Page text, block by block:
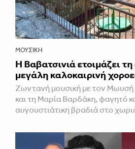
ΜΟΥΣΙΚΉ
Η Βαβατσινιά ετοιμάζει τη
μεγάλη καλοκαιρινή
Ζωντανή μουσική με τον
και τη Μαρία Βαρδάκη, φαγητό
αυγουστιάτικη βραδιά στο